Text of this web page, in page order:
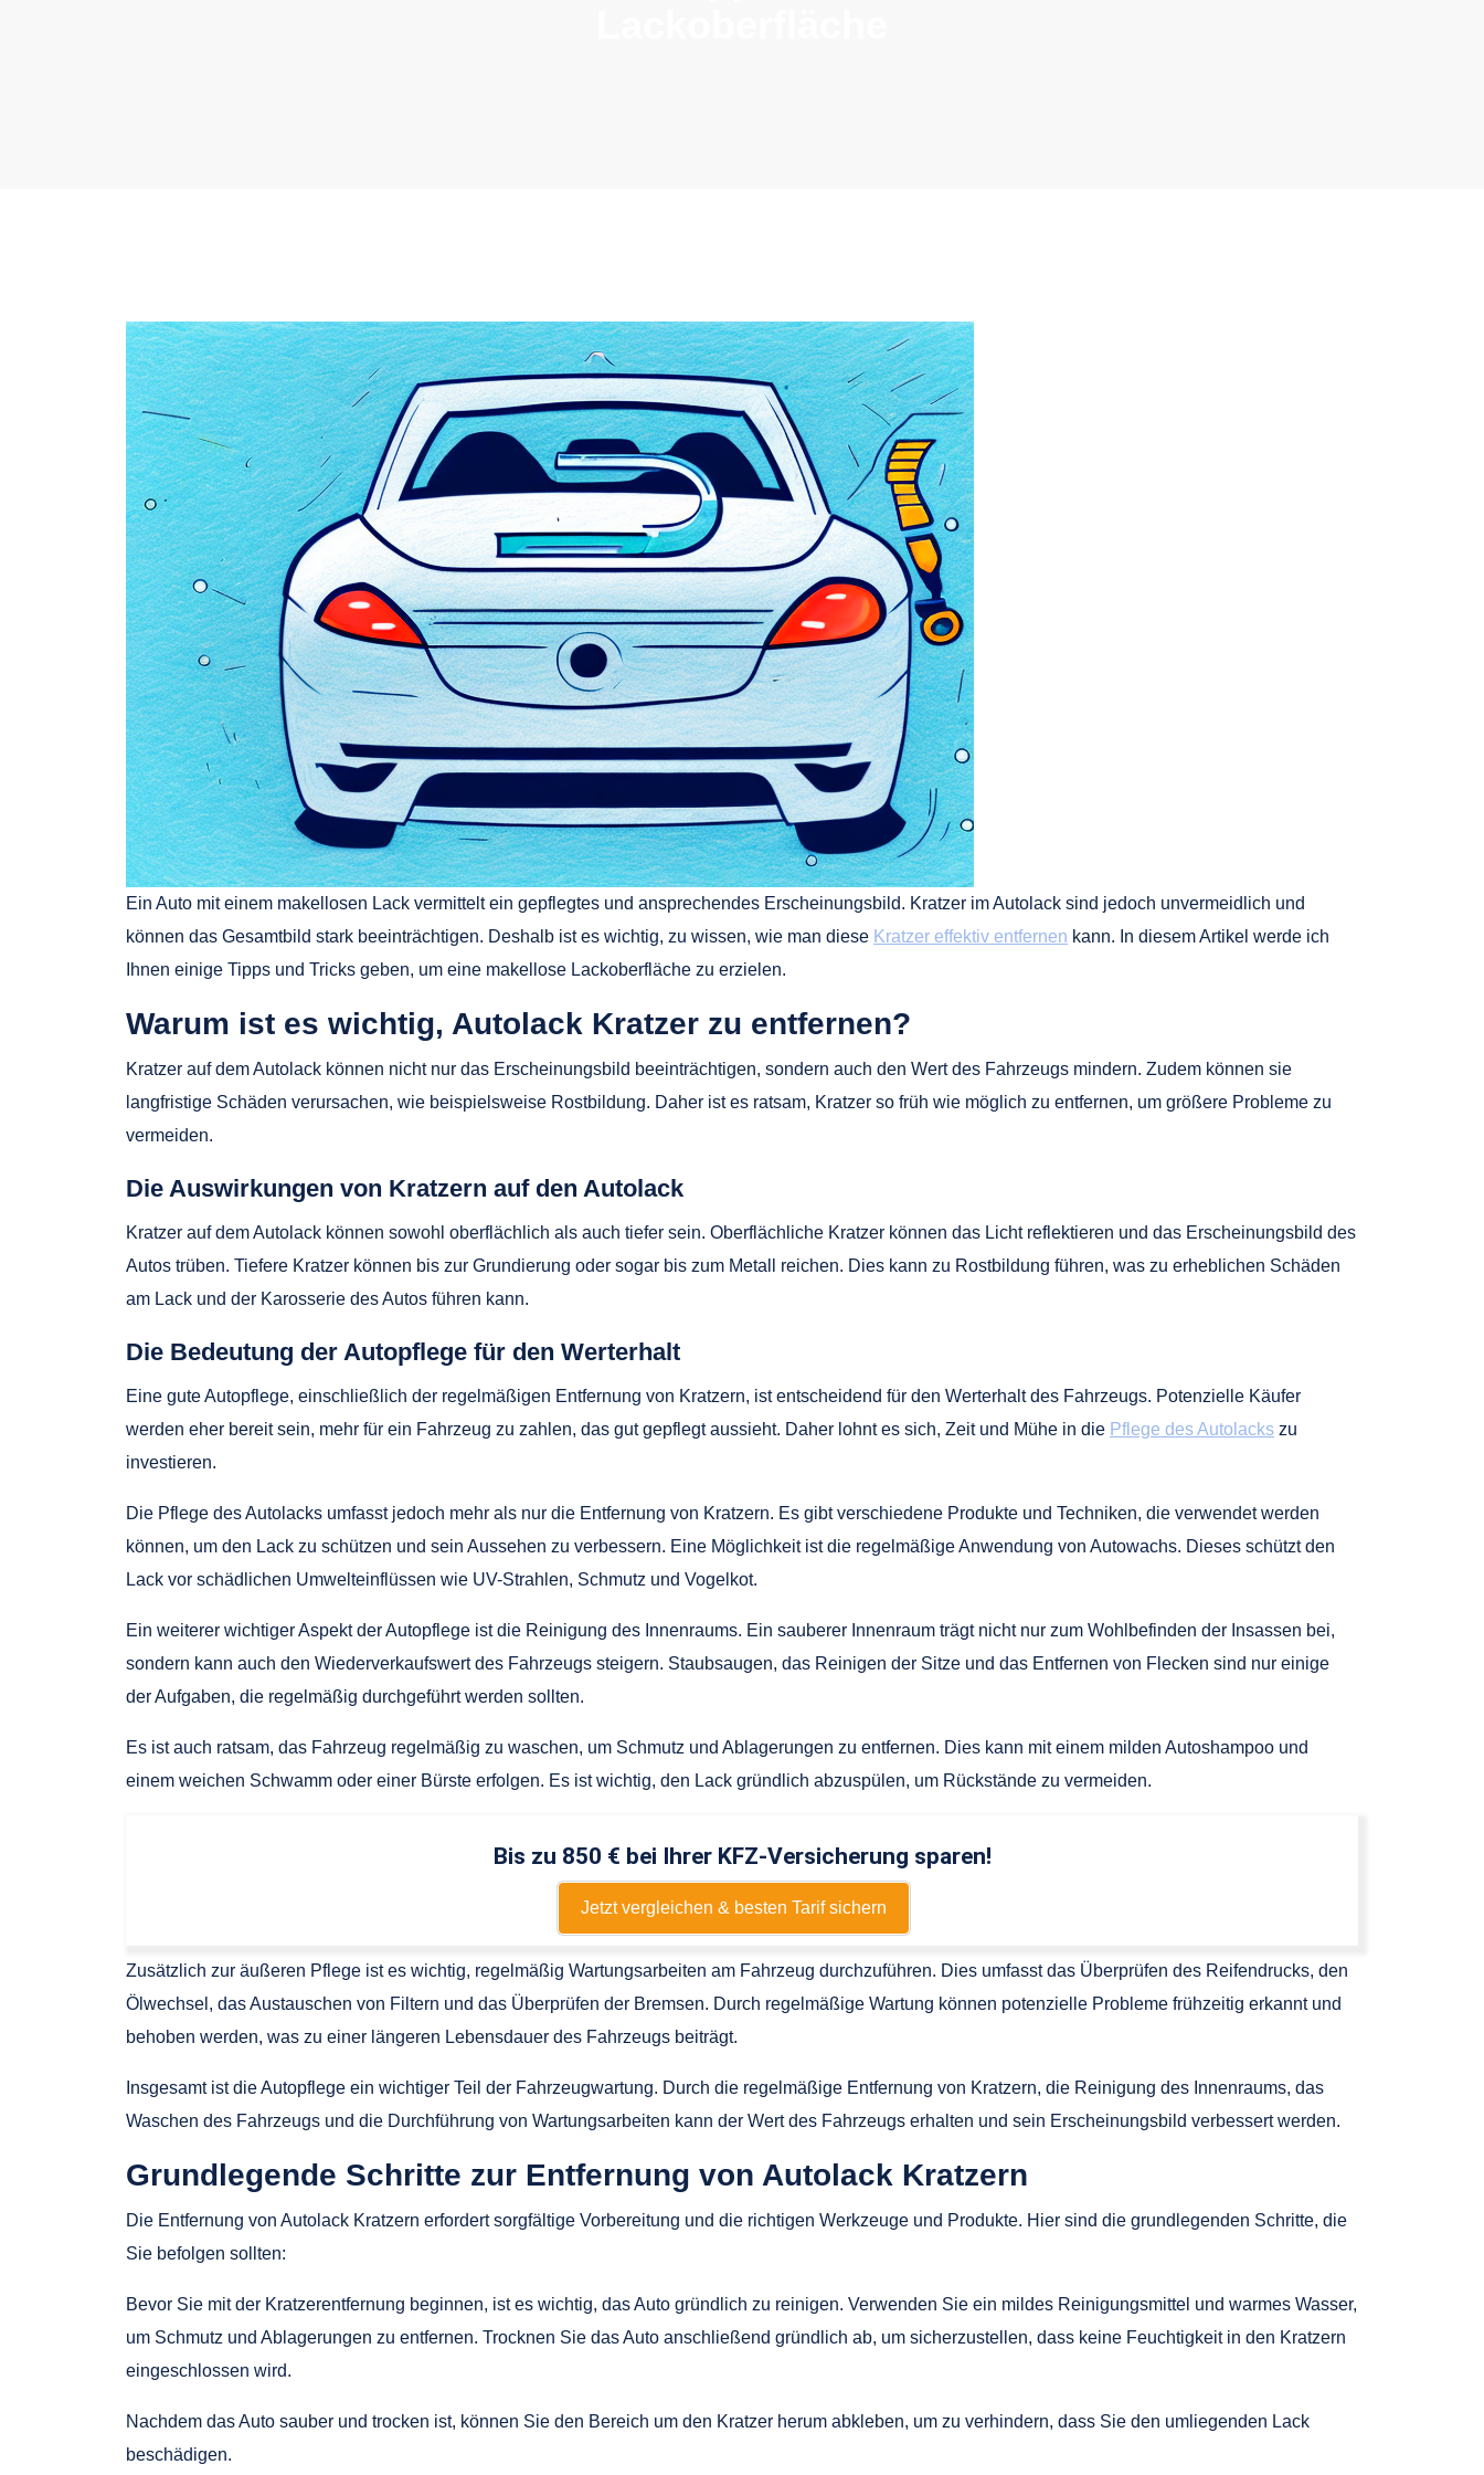
Ein Auto mit einem makellosen Lack vermittelt ein gepflegtes und ansprechendes Erscheinungsbild. Kratzer im Autolack sind jedoch unvermeidlich und
können das Gesamtbild stark beeinträchtigen. Deshalb ist es wichtig, zu wissen, wie man diese Kratzer effektiv entfernen kann. In diesem Artikel werde ich
Ihnen einige Tipps und Tricks geben, um eine makellose Lackoberfläche zu erzielen.
Warum ist es wichtig, Autolack Kratzer zu entfernen?
Kratzer auf dem Autolack können nicht nur das Erscheinungsbild beeinträchtigen, sondern auch den Wert des Fahrzeugs mindern. Zudem können sie
langfristige Schäden verursachen, wie beispielsweise Rostbildung. Daher ist es ratsam, Kratzer so früh wie möglich zu entfernen, um größere Probleme zu
vermeiden.
Die Auswirkungen von Kratzern auf den Autolack
Kratzer auf dem Autolack können sowohl oberflächlich als auch tiefer sein. Oberflächliche Kratzer können das Licht reflektieren und das Erscheinungsbild des
Autos trüben. Tiefere Kratzer können bis zur Grundierung oder sogar bis zum Metall reichen. Dies kann zu Rostbildung führen, was zu erheblichen Schäden
am Lack und der Karosserie des Autos führen kann.
Die Bedeutung der Autopflege für den Werterhalt
Eine gute Autopflege, einschließlich der regelmäßigen Entfernung von Kratzern, ist entscheidend für den Werterhalt des Fahrzeugs. Potenzielle Käufer
werden eher bereit sein, mehr für ein Fahrzeug zu zahlen, das gut gepflegt aussieht. Daher lohnt es sich, Zeit und Mühe in die Pflege des Autolacks zu
investieren.
Die Pflege des Autolacks umfasst jedoch mehr als nur die Entfernung von Kratzern. Es gibt verschiedene Produkte und Techniken, die verwendet werden
können, um den Lack zu schützen und sein Aussehen zu verbessern. Eine Möglichkeit ist die regelmäßige Anwendung von Autowachs. Dieses schützt den
Lack vor schädlichen Umwelteinflüssen wie UV-Strahlen, Schmutz und Vogelkot.
Ein weiterer wichtiger Aspekt der Autopflege ist die Reinigung des Innenraums. Ein sauberer Innenraum trägt nicht nur zum Wohlbefinden der Insassen bei,
sondern kann auch den Wiederverkaufswert des Fahrzeugs steigern. Staubsaugen, das Reinigen der Sitze und das Entfernen von Flecken sind nur einige
der Aufgaben, die regelmäßig durchgeführt werden sollten.
Es ist auch ratsam, das Fahrzeug regelmäßig zu waschen, um Schmutz und Ablagerungen zu entfernen. Dies kann mit einem milden Autoshampoo und
einem weichen Schwamm oder einer Bürste erfolgen. Es ist wichtig, den Lack gründlich abzuspülen, um Rückstände zu vermeiden.
Bis zu 850 € bei Ihrer KFZ-Versicherung sparen!
Jetzt vergleichen & besten Tarif sichern
Zusätzlich zur äußeren Pflege ist es wichtig, regelmäßig Wartungsarbeiten am Fahrzeug durchzuführen. Dies umfasst das Überprüfen des Reifendrucks, den
Ölwechsel, das Austauschen von Filtern und das Überprüfen der Bremsen. Durch regelmäßige Wartung können potenzielle Probleme frühzeitig erkannt und
behoben werden, was zu einer längeren Lebensdauer des Fahrzeugs beiträgt.
Insgesamt ist die Autopflege ein wichtiger Teil der Fahrzeugwartung. Durch die regelmäßige Entfernung von Kratzern, die Reinigung des Innenraums, das
Waschen des Fahrzeugs und die Durchführung von Wartungsarbeiten kann der Wert des Fahrzeugs erhalten und sein Erscheinungsbild verbessert werden.
Grundlegende Schritte zur Entfernung von Autolack Kratzern
Die Entfernung von Autolack Kratzern erfordert sorgfältige Vorbereitung und die richtigen Werkzeuge und Produkte. Hier sind die grundlegenden Schritte, die
Sie befolgen sollten:
Bevor Sie mit der Kratzerentfernung beginnen, ist es wichtig, das Auto gründlich zu reinigen. Verwenden Sie ein mildes Reinigungsmittel und warmes Wasser,
um Schmutz und Ablagerungen zu entfernen. Trocknen Sie das Auto anschließend gründlich ab, um sicherzustellen, dass keine Feuchtigkeit in den Kratzern
eingeschlossen wird.
Nachdem das Auto sauber und trocken ist, können Sie den Bereich um den Kratzer herum abkleben, um zu verhindern, dass Sie den umliegenden Lack
beschädigen.